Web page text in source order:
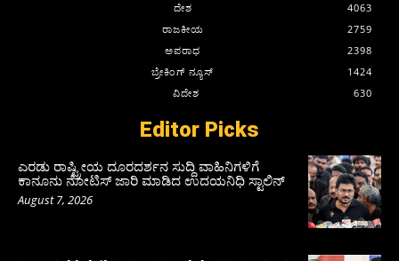
ದೇಶ
4063
ರಾಜಕೀಯ
2759
ಅಪರಾಧ
2398
ಬ್ರೇಕಿಂಗ್ ನ್ಯೂಸ್
1424
ವಿದೇಶ
630
Editor Picks
ಎರಡು ರಾಷ್ಟ್ರೀಯ ದೂರದರ್ಶನ ಸುದ್ದಿ ವಾಹಿನಿಗಳಿಗೆ
ಕಾನೂನು ನೋಟಿಸ್ ಜಾರಿ ಮಾಡಿದ ಉದಯನಿಧಿ ಸ್ಟಾಲಿನ್
August 7, 2026